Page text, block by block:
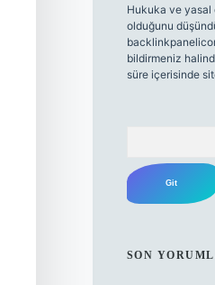
Hukuka ve yasal
olduğunu
bildirmeniz
süre içerisinde
SON